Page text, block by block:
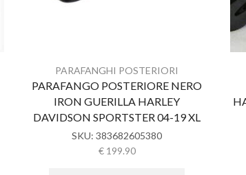
PARAFANGHI POSTERIORI
PARAFANGO POSTERIORE NERO
IRON GUERILLA HARLEY
DAVIDSON SPORTSTER 04-19 XL
SKU:383682605380
€199.90